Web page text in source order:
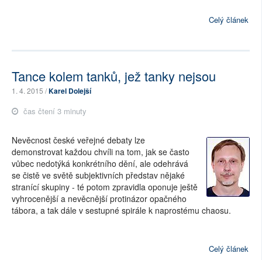
Celý článek
Tance kolem tanků, jež tanky nejsou
1. 4. 2015 /Karel Dolejší
čas čtení 3 minuty
Nevěcnost české veřejné debaty lze
demonstrovat každou chvíli na tom, jak se často
vůbec nedotýká konkrétního dění, ale odehrává
se čistě ve světě subjektivních představ nějaké
stranící skupiny - té potom zpravidla oponuje ještě
vyhrocenější a nevěcnější protinázor opačného
tábora, a tak dále v sestupné spirále k naprostému chaosu.
Celý článek